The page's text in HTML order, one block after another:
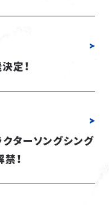
定！
クターソングシング
！